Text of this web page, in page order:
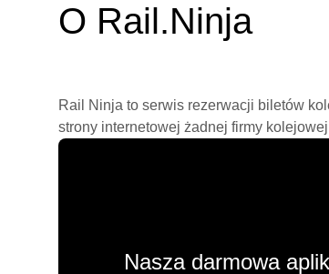
O Rail.Ninja
Rail Ninja to serwis rezerwacji biletów
strony internetowej żadnej firmy
Nasza darmowa